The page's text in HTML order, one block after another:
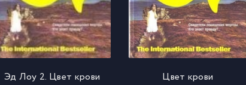
Эд Лоу 2. Цвет крови Цвет крови